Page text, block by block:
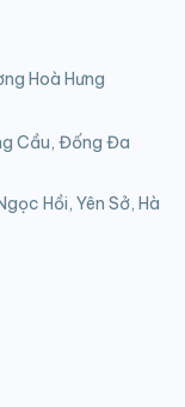
Hoà Hưng
Cầu, Đống Đa
Hồi, Yên Sở, Hà